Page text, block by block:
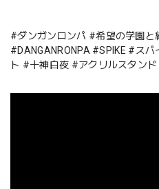
#ダンガンロンパ #希望の学園と
#DANGANRONPA #SPIKE #ス
ト #十神白夜 #アクリルスタン